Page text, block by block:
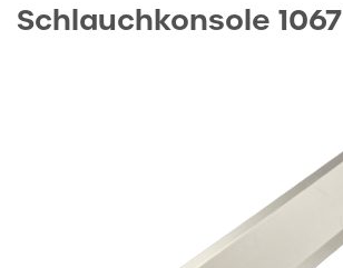
Schlauchkonsole 1067